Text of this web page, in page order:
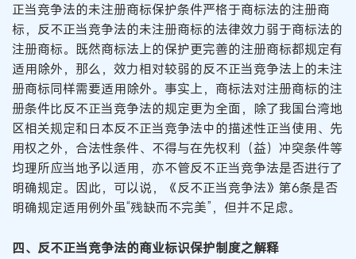
正当竞争法的未注册商标保护条件严格于商标法的注册商
标，反不正当竞争法的未注册商标的法律效力弱于商标法的
注册商标。既然商标法上的保护更完善的注册商标都规定有
适用除外，那么，效力相对较弱的反不正当竞争法上的未注
册商标同样需要适用除外。事实上，商标法对注册商标的注
册条件比反不正当竞争法的规定更为全面，除了我国台湾地
区相关规定和日本反不正当竞争法中的描述性正当使用、先
用权之外，合法性条件、不得与在先权利（益）冲突条件等
均理所应当地予以适用，亦不管反不正当竞争法是否进行了
明确规定。因此，可以说，《反不正当竞争法》第6条是否
明确规定适用例外虽“残缺而不完美”，但并不足虑。
四、反不正当竞争法的商业标识保护制度之解释